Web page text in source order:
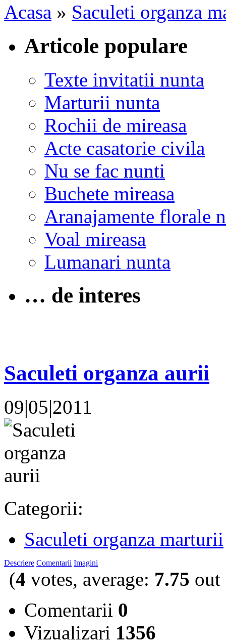
Acasa » Saculeti organza
Articole populare
Texte invitatii nunta
Marturii nunta
Rochii de mireasa
Acte casatorie civila
Nu se fac nunti
Buchete mireasa
Aranajamente florale
Voal mireasa
Lumanari nunta
… de interes
Saculeti organza aurii
09|05|2011
Categorii:
Saculeti organza marturii
Descriere Comentarii Imagini
(4 votes, average: 7.75 out
Comentarii 0
Vizualizari 1356